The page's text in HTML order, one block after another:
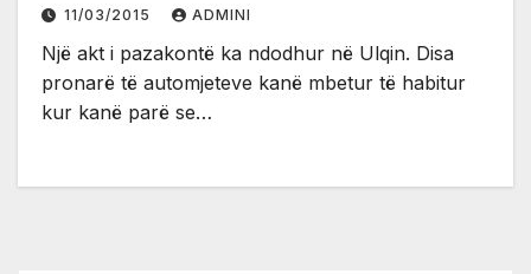
11/03/2015 ADMINI
Një akt i pazakontë ka ndodhur në Ulqin. Disa
pronarë të automjeteve kanë mbetur të habitur
kur kanë parë se…